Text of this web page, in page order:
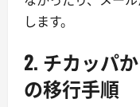
します。
2. チカッパ
の移行手順